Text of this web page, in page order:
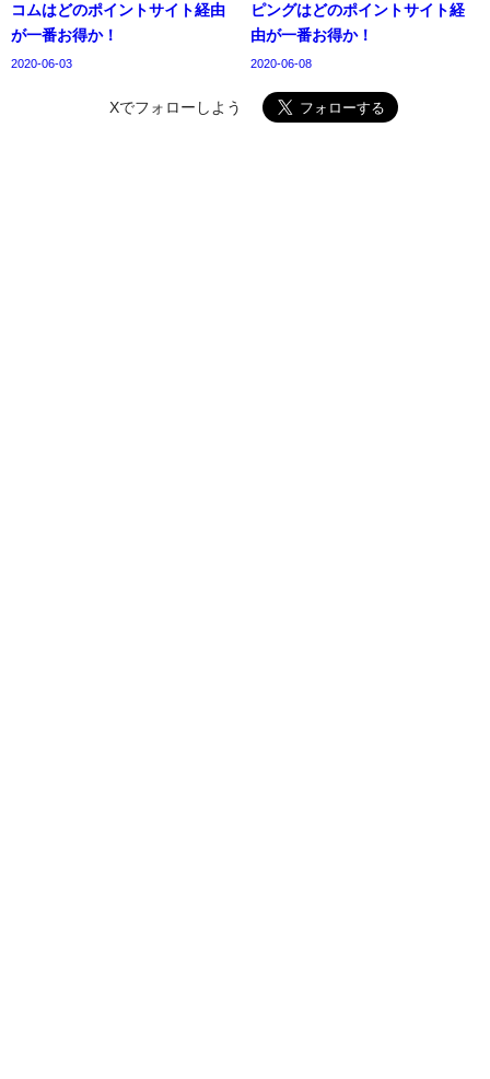
コムはどのポイントサイト経由
が一番お得か！
2020-06-03
ピングはどのポイントサイト経
由が一番お得か！
2020-06-08
Xでフォローしよう